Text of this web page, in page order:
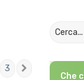
3 Prossimo
Che